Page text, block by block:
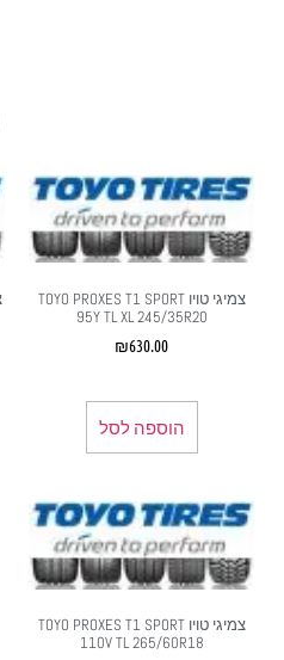
צמיגי טויו TOYO PROXES T1 SPORT
95Y TL XL 245/35R20
₪630.00
הוספה לסל
צמיגי טויו TOYO PROXES T1 SPORT
110V TL 265/60R18